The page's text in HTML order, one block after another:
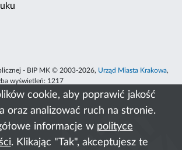
cookie, aby poprawić jakość
oraz analizować ruch na stronie.
informacje w polityce
. Klikając "Tak", akceptujesz te
- BIP MK © 2003-2026, Urząd Miasta Krakowa,
wyświetleń: 1217